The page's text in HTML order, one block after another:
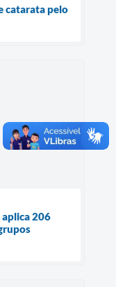
catarata pelo
aplica 206